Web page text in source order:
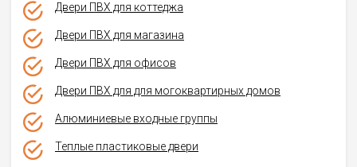
Двери ПВХ для коттеджа
Двери ПВХ для магазина
Двери ПВХ для офисов
Двери ПВХ для для могоквартирных домов
Алюминиевые входные группы
Теплые пластиковые двери